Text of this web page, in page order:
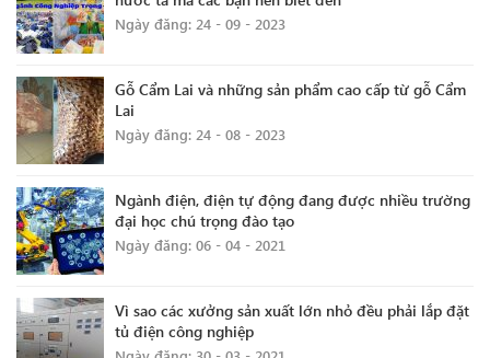
Ngày đăng: 24 - 09 - 2023
Gỗ Cẩm Lai và những sản phẩm cao cấp từ gỗ Cẩm
Lai
Ngày đăng: 24 - 08 - 2023
Ngành điện, điện tự động đang được nhiều trường
đại học chú trọng đào tạo
Ngày đăng: 06 - 04 - 2021
Vì sao các xưởng sản xuất lớn nhỏ đều phải lắp đặt
tủ điện công nghiệp